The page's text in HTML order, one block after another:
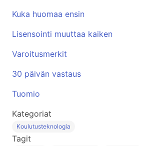
Kuka huomaa ensin
Lisensointi muuttaa kaiken
Varoitusmerkit
30 päivän vastaus
Tuomio
Kategoriat
Koulutusteknologia
Tagit